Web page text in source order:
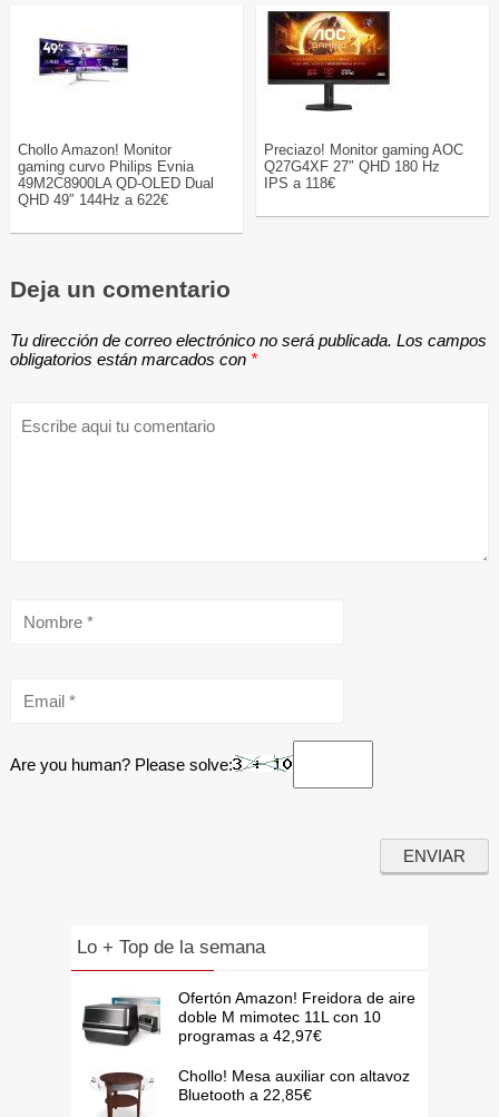
Chollo Amazon! Monitor
gaming curvo Philips Evnia
49M2C8900LA QD-OLED Dual
QHD 49″ 144Hz a 622€
Preciazo! Monitor gaming AOC
Q27G4XF 27″ QHD 180 Hz
IPS a 118€
Deja un comentario
Tu dirección de correo electrónico no será publicada. Los campos
obligatorios están marcados con *
Are you human? Please solve:
Lo + Top de la semana
Ofertón Amazon! Freidora de aire
doble M mimotec 11L con 10
programas a 42,97€
Chollo! Mesa auxiliar con altavoz
Bluetooth a 22,85€